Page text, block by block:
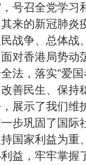
号召全党学
来的新冠肺
战争、总体
对香港局势
法，落实“爱
善民生、保
展示了我们维
步巩固了国际
国家利益为
益，牢牢掌